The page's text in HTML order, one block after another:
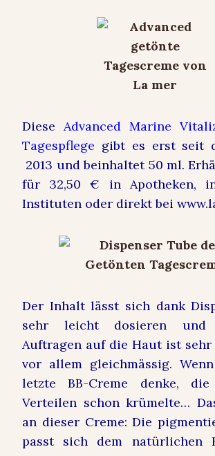
Diese Advanced Marine
Tagespflege gibt es erst seit
2013 und beinhaltet 50 ml.
für 32,50 € in Apotheken,
Instituten oder direkt bei
Der Inhalt lässt sich dank
sehr leicht dosieren und
Auftragen auf die Haut ist
vor allem gleichmässig.
letzte BB-Creme denke,
Verteilen schon krümelte…
an dieser Creme: Die
passt sich dem natürlichen